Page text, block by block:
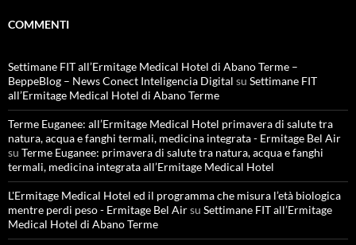
COMMENTI
Settimane FIT all’Ermitage Medical Hotel di Abano Terme –
BeppeBlog – News Conect Inteligencia Digital su Settimane FIT
all’Ermitage Medical Hotel di Abano Terme
Terme Euganee: all’Ermitage Medical Hotel primavera di salute tra
natura, acqua e fanghi termali, medicina integrata - Ermitage Bel Air
su Terme Euganee: primavera di salute tra natura, acqua e fanghi
termali, medicina integrata all’Ermitage Medical Hotel
L'Ermitage Medical Hotel ed il programma che misura l’età biologica
mentre perdi peso - Ermitage Bel Airsu Settimane FIT all’Ermitage
Medical Hotel di Abano Terme